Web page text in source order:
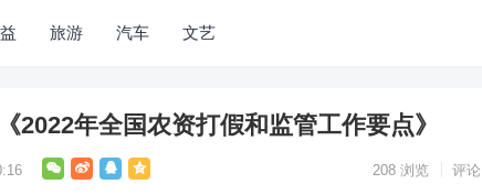
旅游 汽车 文艺
2022年全国农资打假和监管工作要点》
208 浏览 评论